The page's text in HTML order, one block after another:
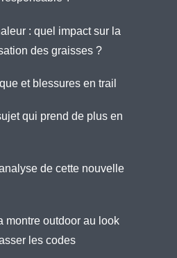
: quel impact sur la
des graisses ?
et blessures en trail
qui prend de plus en
de cette nouvelle
montre outdoor au look
les codes